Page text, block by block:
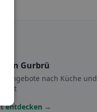
in Gurbrü
Angebote nach Küche und
entdecken →